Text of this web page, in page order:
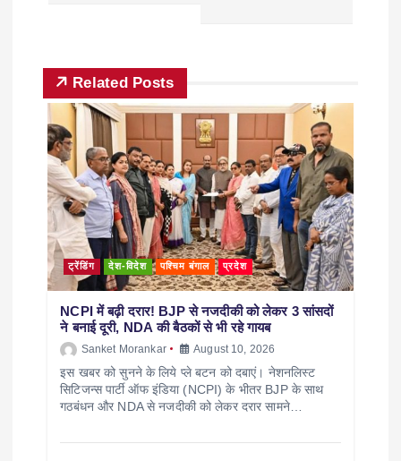
Related Posts
ट्रेंडिंग देश-विदेश पश्चिम बंगाल प्रदेश
NCPI में बढ़ी दरार! BJP से नजदीकी को लेकर 3 सांसदों
ने बनाई दूरी, NDA की बैठकों से भी रहे गायब
Sanket Morankar August 10, 2026
इस खबर को सुनने के लिये प्ले बटन को दबाएं। नेशनलिस्ट
सिटिजन्स पार्टी ऑफ इंडिया (NCPI) के भीतर BJP के साथ
गठबंधन और NDA से नजदीकी को लेकर दरार सामने…